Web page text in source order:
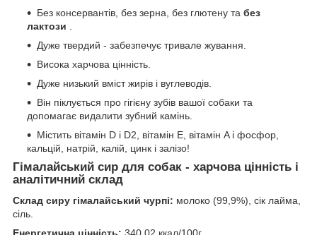
Без консервантів, без зерна, без глютену та без
лактози
Дуже твердий - забезпечує тривале жування.
Висока харчова цінність.
Дуже низький вміст жирів і вуглеводів.
Він піклується про гігієну зубів вашої собаки та
допомагає видалити зубний камінь.
Містить вітамін D і D2, вітамін E, вітамін A і фосфор,
кальцій, натрій, калій, цинк і залізо!
Гімалайський сир для собак - харчова цінність і
аналітичний склад
Склад сиру гімалайський чурпі: молоко (99,9%), сік лайма,
сіль.